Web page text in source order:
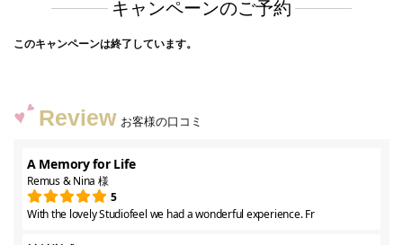
キャンペーンのご予約
このキャンペーンは終了しています。
Review お客様の口コミ
A Memory for Life
Remus & Nina 様
5
With the lovely Studiofeel we had a wonderful experience. Fr